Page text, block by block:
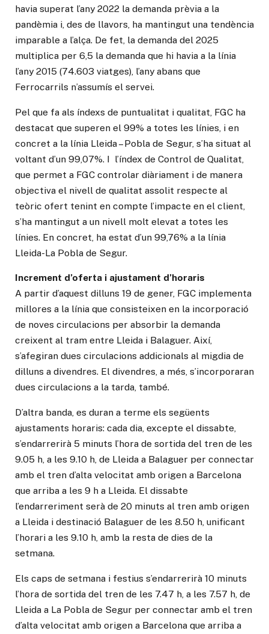
havia superat l’any 2022 la demanda prèvia a la
pandèmia i, des de llavors, ha mantingut una tendència
imparable a l’alça. De fet, la demanda del 2025
multiplica per 6,5 la demanda que hi havia a la línia
l’any 2015 (74.603 viatges), l’any abans que
Ferrocarrils n’assumís el servei.
Pel que fa als índexs de puntualitat i qualitat, FGC ha
destacat que superen el 99% a totes les línies, i en
concret a la línia Lleida – Pobla de Segur, s’ha situat al
voltant d’un 99,07%. I l’índex de Control de Qualitat,
que permet a FGC controlar diàriament i de manera
objectiva el nivell de qualitat assolit respecte al
teòric ofert tenint en compte l’impacte en el client,
s’ha mantingut a un nivell molt elevat a totes les
línies. En concret, ha estat d’un 99,76% a la línia
Lleida-La Pobla de Segur.
Increment d’oferta i ajustament d’horaris
A partir d’aquest dilluns 19 de gener, FGC implementa
millores a la línia que consisteixen en la incorporació
de noves circulacions per absorbir la demanda
creixent al tram entre Lleida i Balaguer. Així,
s’afegiran dues circulacions addicionals al migdia de
dilluns a divendres. El divendres, a més, s’incorporaran
dues circulacions a la tarda, també.
D’altra banda, es duran a terme els següents
ajustaments horaris: cada dia, excepte el dissabte,
s’endarrerirà 5 minuts l’hora de sortida del tren de les
9.05 h, a les 9.10 h, de Lleida a Balaguer per connectar
amb el tren d’alta velocitat amb origen a Barcelona
que arriba a les 9 h a Lleida. El dissabte
l’endarreriment serà de 20 minuts al tren amb origen
a Lleida i destinació Balaguer de les 8.50 h, unificant
l’horari a les 9.10 h, amb la resta de dies de la
setmana.
Els caps de setmana i festius s’endarrerirà 10 minuts
l’hora de sortida del tren de les 7.47 h, a les 7.57 h, de
Lleida a La Pobla de Segur per connectar amb el tren
d’alta velocitat amb origen a Barcelona que arriba a